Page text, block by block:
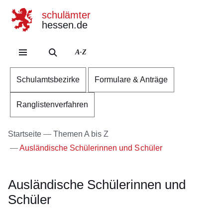
schulämter
hessen.de
A-Z
Schulamtsbezirke Formulare & Anträge
Ranglistenverfahren
Startseite
Themen A bis Z
Ausländische Schülerinnen und Schüler
Ausländische Schülerinnen und
Schüler